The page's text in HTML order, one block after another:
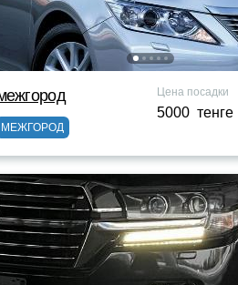
МЕЖГОРОД
Цена посадки
5000 тенге